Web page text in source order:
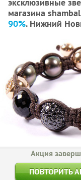
магазина
90%. Нижний
Акция
ПОВТОРИТЬ